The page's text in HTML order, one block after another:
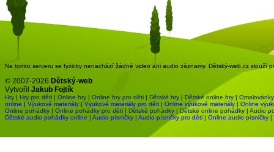
Na tomto serveru se fyzicky nenachází žádné video ani audio záznamy. Dětský-web.cz slouží
© 2007-2026 Dětský-web
Vytvořil Jakub Fojtík
Hry | Hry pro děti | Online hry | Online hry pro děti | Dětské hry | Dětské online hry | Omalovánky
online | Výukové materiály | Výukové materiály pro děti | Online výukové materiály | Online
Online pohádky | Online pohádky pro děti | Dětské pohádky | Dětské online pohádky | Audio
Dětské audio pohádky online | Audio písničky | Audio písničky pro děti | Online audio písničky |